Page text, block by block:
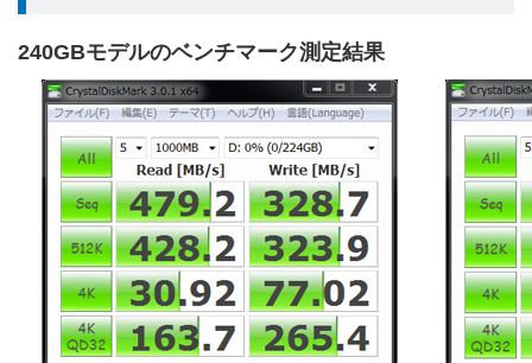
240GBモデルのベンチマーク測定結果